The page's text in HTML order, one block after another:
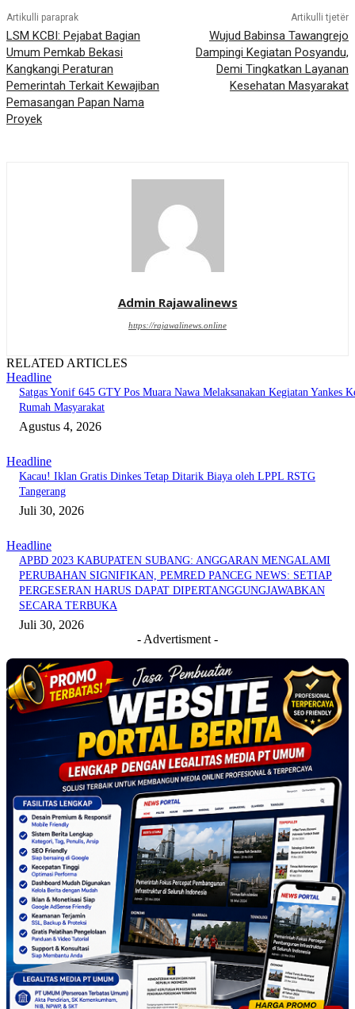
Artikulli paraprak
LSM KCBI: Pejabat Bagian
Umum Pemkab Bekasi
Kangkangi Peraturan
Pemerintah Terkait Kewajiban
Pemasangan Papan Nama
Proyek
Artikulli tjetër
Wujud Babinsa Tawangrejo
Dampingi Kegiatan Posyandu,
Demi Tingkatkan Layanan
Kesehatan Masyarakat
Admin Rajawalinews
https://rajawalinews.online
RELATED ARTICLES
Headline
Satgas Yonif 645 GTY Pos Muara Nawa Melaksanakan Kegiatan Yankes
Rumah Masyarakat
Agustus 4, 2026
Headline
Kacau! Iklan Gratis Dinkes Tetap Ditarik Biaya oleh LPPL RSTG
Tangerang
Juli 30, 2026
Headline
APBD 2023 KABUPATEN SUBANG: ANGGARAN MENGALAMI
PERUBAHAN SIGNIFIKAN, PEMRED PANCEG NEWS: SETIAP
PERGESERAN HARUS DAPAT DIPERTANGGUNGJAWABKAN
SECARA TERBUKA
Juli 30, 2026
- Advertisment -